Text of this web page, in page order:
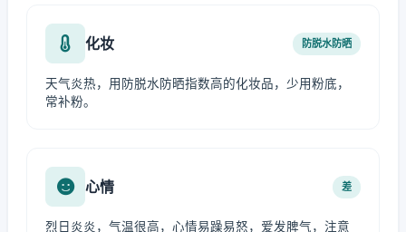
化妆 防脱水防晒
天气炎热，用防脱水防晒指数高的化妆品，少用粉底，
常补粉。
心情 差
烈日炎炎，气温很高，心情易躁易怒，爱发脾气，注意